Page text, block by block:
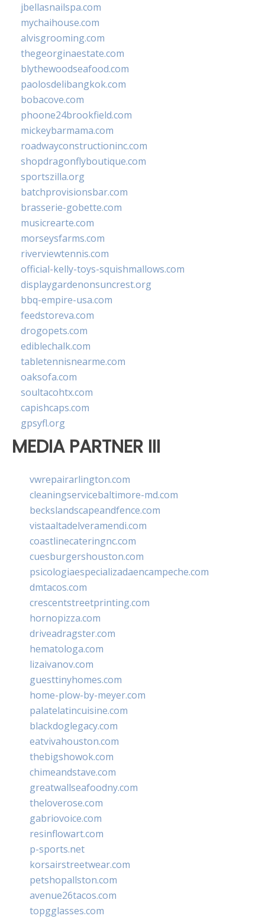
jbellasnailspa.com
mychaihouse.com
alvisgrooming.com
thegeorginaestate.com
blythewoodseafood.com
paolosdelibangkok.com
bobacove.com
phoone24brookfield.com
mickeybarmama.com
roadwayconstructioninc.com
shopdragonflyboutique.com
sportszilla.org
batchprovisionsbar.com
brasserie-gobette.com
musicrearte.com
morseysfarms.com
riverviewtennis.com
official-kelly-toys-squishmallows.com
displaygardenonsuncrest.org
bbq-empire-usa.com
feedstoreva.com
drogopets.com
ediblechalk.com
tabletennisnearme.com
oaksofa.com
soultacohtx.com
capishcaps.com
gpsyfl.org
MEDIA PARTNER III
vwrepairarlington.com
cleaningservicebaltimore-md.com
beckslandscapeandfence.com
vistaaltadelveramendi.com
coastlinecateringnc.com
cuesburgershouston.com
psicologiaespecializadaencampeche.com
dmtacos.com
crescentstreetprinting.com
hornopizza.com
driveadragster.com
hematologa.com
lizaivanov.com
guesttinyhomes.com
home-plow-by-meyer.com
palatelatincuisine.com
blackdoglegacy.com
eatvivahouston.com
thebigshowok.com
chimeandstave.com
greatwallseafoodny.com
theloverose.com
gabriovoice.com
resinflowart.com
p-sports.net
korsairstreetwear.com
petshopallston.com
avenue26tacos.com
topgglasses.com